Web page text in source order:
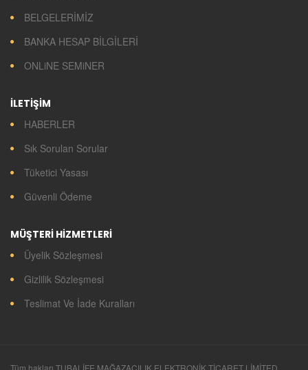
BELGELERİMİZ
BANKA HESAP BİLGİLERİ
ONLiNE SEMiNER
İLETİŞİM
HABERLER
Sık Sorulan Sorular
Tüketici Yasası
Güvenli Ödeme
MÜŞTERİ HİZMETLERİ
Üyelik Sözleşmesi
Gizlilik Sözleşmesi
Teslimat Ve İade Kuralları
Tüm hakları TUBALİFE MAĞAZACILIK ELEKTRONİK TİCARET LİMİTED